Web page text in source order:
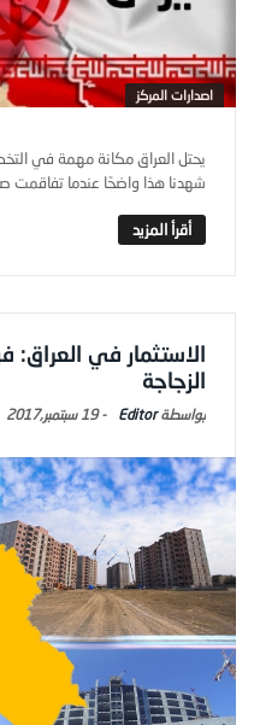
اصدارات المركز
يحتل العراق مكانة مهمة في
شهدنا هذا واضحًا عندما تفاقمت
الاستثمار في العراق:
الزجاجة
Editor
-19 سبتمبر,2017